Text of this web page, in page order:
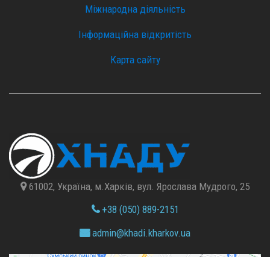
Міжнародна діяльність
Інформаційна відкритість
Карта сайту
61002, Україна, м.Харків, вул. Ярослава Мудрого, 25
+38 (050) 889-2151
admin@khadi.kharkov.ua